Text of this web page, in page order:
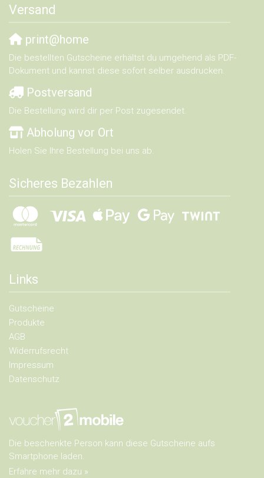
Versand
print@home
Die bestellten Gutscheine erhältst du umgehend als PDF-
Dokument und kannst diese sofort selber ausdrucken.
Postversand
Die Bestellung wird dir per Post zugesendet.
Abholung vor Ort
Holen Sie Ihre Bestellung bei uns ab.
Sicheres Bezahlen
Links
Gutscheine
Produkte
AGB
Widerrufsrecht
Impressum
Datenschutz
Die beschenkte Person kann diese Gutscheine aufs
Smartphone laden.
Erfahre mehr dazu »